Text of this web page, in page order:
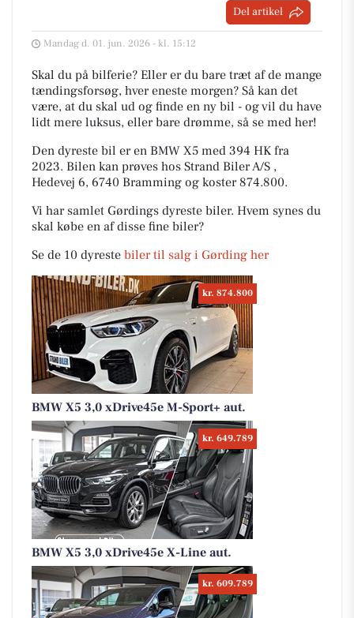
Del artikel
Mandag d. 01. jun. 2026 - kl. 15:12
Skal du på bilferie? Eller er du bare træt af de mange
tændingsforsøg, hver eneste morgen? Så kan det
være, at du skal ud og finde en ny bil - og vil du have
lidt mere luksus, eller bare drømme, så se med her!
Den dyreste bil er en BMW X5 med 394 HK fra
2023. Bilen kan prøves hos Strand Biler A/S ,
Hedevej 6, 6740 Bramming og koster 874.800.
Vi har samlet Gørdings dyreste biler. Hvem synes du
skal købe en af disse fine biler?
Se de 10 dyreste biler til salg i Gørding her
kr. 874.800
BMW X5 3,0 xDrive45e M-Sport+ aut.
kr. 649.789
BMW X5 3,0 xDrive45e X-Line aut.
kr. 609.789